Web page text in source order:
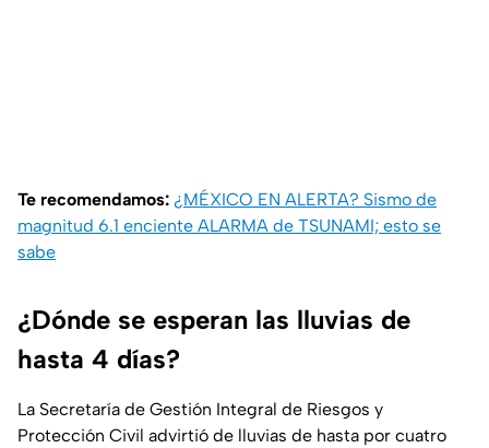
Te recomendamos: ¿MÉXICO EN ALERTA? Sismo de
magnitud 6.1 enciente ALARMA de TSUNAMI; esto se
sabe
¿Dónde se esperan las lluvias de
hasta 4 días?
La Secretaría de Gestión Integral de Riesgos y
Protección Civil advirtió de lluvias de hasta por cuatro